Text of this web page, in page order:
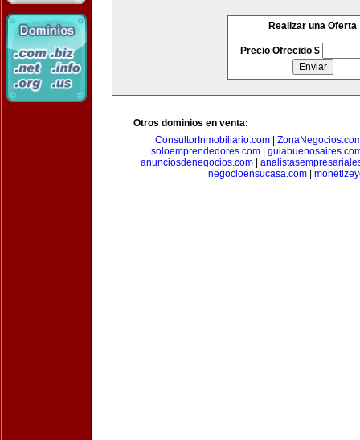
Realizar una Oferta
Precio Ofrecido $
Otros dominios en venta:
ConsultorInmobiliario.com|
soloemprendedores.com|
anunciosdenegocios.com|
negocioensucasa.com|